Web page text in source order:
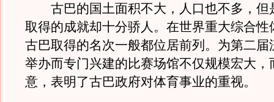
古巴的国土面积不大，人口也不多，但
取得的成就却十分骄人。在世界重大综合性
古巴取得的名次一般都位居前列。为第二届
举办而专门兴建的比赛场馆不仅规模宏大，
意，表明了古巴政府对体育事业的重视。